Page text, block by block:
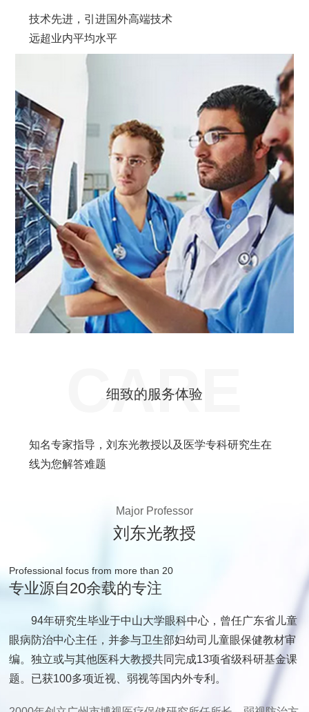
技术先进，引进国外高端技术
远超业内平均水平
CARE
细致的服务体验
知名专家指导，刘东光教授以及医学专科研究生在
线为您解答难题
Major Professor
刘东光教授
Professional focus from more than 20
专业源自20余载的专注
94年研究生毕业于中山大学眼科中心，曾任广东省儿童
眼病防治中心主任，并参与卫生部妇幼司儿童眼保健教材审
编。独立或与其他医科大教授共同完成13项省级科研基金课
题。已获100多项近视、弱视等国内外专利。